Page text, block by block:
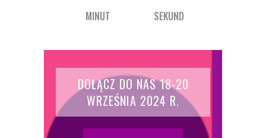
MINUT SEKUND
DOŁĄCZ DO NAS 18-20
WRZEŚNIA 2024 R.